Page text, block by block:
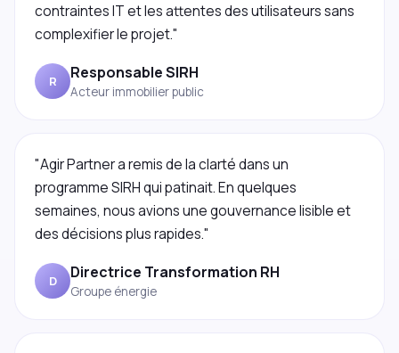
contraintes IT et les attentes des utilisateurs sans
complexifier le projet."
R Responsable SIRH
Acteur immobilier public
"Agir Partner a remis de la clarté dans un
programme SIRH qui patinait. En quelques
semaines, nous avions une gouvernance lisible et
des décisions plus rapides."
D Directrice Transformation RH
Groupe énergie